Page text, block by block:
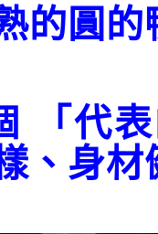
的圓的
「代
、身材